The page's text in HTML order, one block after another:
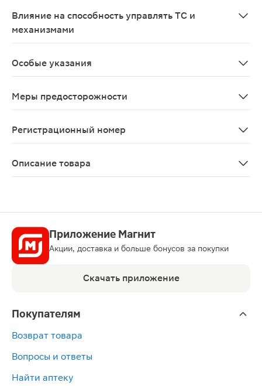
Влияние на способность управлять ТС и
механизмами
Особые указания
Меры предосторожности
Регистрационный номер
Описание товара
Приложение Магнит
Акции, доставка и больше бонусов за покупки
Скачать приложение
Покупателям
Возврат товара
Вопросы и ответы
Найти аптеку